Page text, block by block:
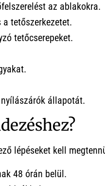
az ablakokra.
tetőszerkezetet.
tetőcserepeket.
állapotát.
lépéseket kell
48 órán belül.